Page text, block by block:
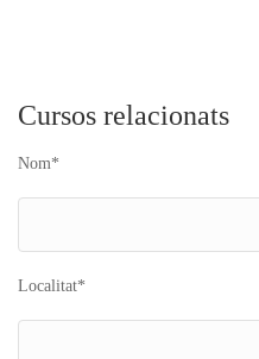
Cursos relacionats
Nom*
Localitat*